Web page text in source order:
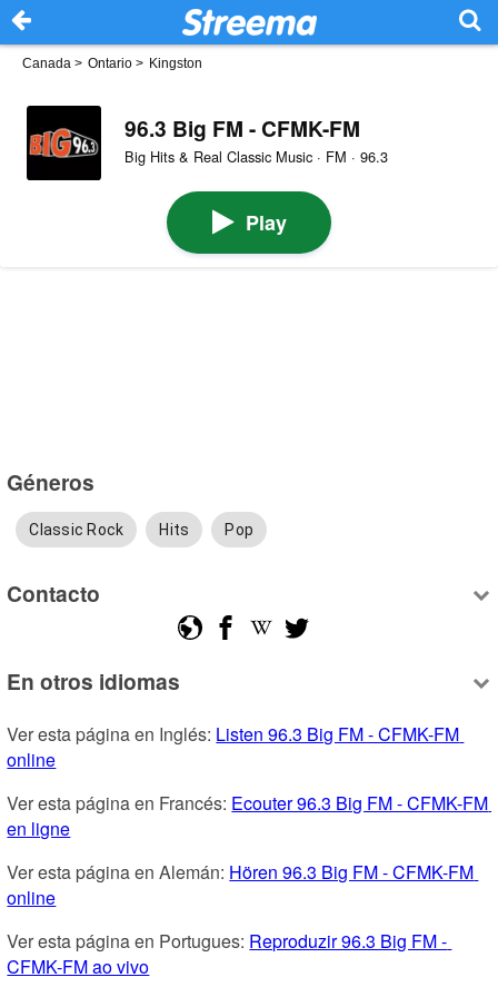
Canada > Ontario > Kingston
96.3 Big FM - CFMK-FM
Big Hits & Real Classic Music · FM · 96.3
Play
Géneros
Classic Rock Hits Pop
Contacto
En otros idiomas
Ver esta página en Inglés: Listen 96.3 Big FM - CFMK-FM
online
Ver esta página en Francés: Ecouter 96.3 Big FM - CFMK-FM
en ligne
Ver esta página en Alemán: Hören 96.3 Big FM - CFMK-FM
online
Ver esta página en Portugues: Reproduzir 96.3 Big FM -
CFMK-FM ao vivo